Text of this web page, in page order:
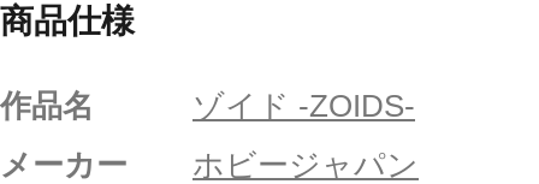
商品仕様
作品名
ゾイド -ZOIDS-
メーカー
ホビージャパン